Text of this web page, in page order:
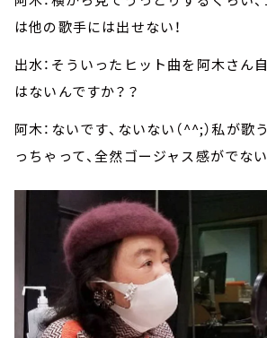
は他の歌手には出せない！
出水：そういったヒット曲を阿木さん
はないんですか？？
阿木：ないです、ないない（^^;）私が
っちゃって、全然ゴージャス感がでない